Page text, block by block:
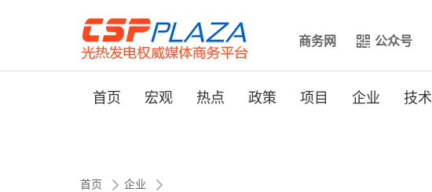
商务网 公众号
首页 宏观 热点 政策 项目 企业 技术
首页 企业